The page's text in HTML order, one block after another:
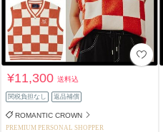
¥11,300送料込
関税負担なし 返品補償
ROMANTIC CROWN
PREMIUM PERSONAL SHOPPER